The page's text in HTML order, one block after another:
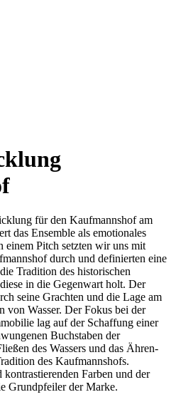
für den Kaufmannshof am
das Ensemble als emotionales
Pitch setzten wir uns mit
durch und definierten eine
Tradition des historischen
in die Gegenwart holt. Der
seine Grachten und die Lage am
von Wasser. Der Fokus bei der
lag auf der Schaffung einer
Buchstaben der
des Wassers und das Ähren-
des Kaufmannshofs.
Farben und der
Grundpfeiler der Marke.